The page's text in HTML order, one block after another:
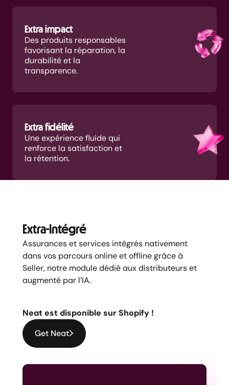
Extra impact
Des produits responsables
favorisant la réparation, la
durabilité et la
transparence.
Extra fidélité
Une expérience fluide qui
renforce la satisfaction et
la rétention.
Extra-Intégré
Assurances et services intégrés nativement
dans vos parcours online et offline grâce à
Seller, notre module dédié aux distributeurs et
augmenté par l’IA.
Neat est disponible sur Shopify !
Get Neat